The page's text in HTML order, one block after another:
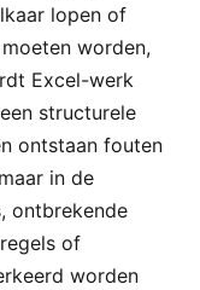
lopen of
worden,
Excel-werk
structurele
ontstaan fouten
in de
ontbrekende
of
worden